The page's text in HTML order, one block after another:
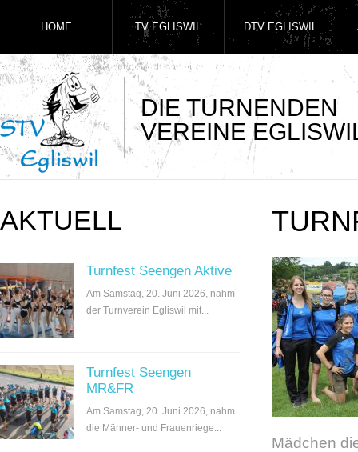
DIE TURNENDEN
VEREINE
HOME TV EGLISWIL DTV EGLISWIL
AKTUELL
Turnfest Seengen Aktive
Am Samstag, 20. Juni 2026, nahm
der Turnverein Egliswil mit...
Turnfest Seengen
MR&FR
Am Samstag, 20. Juni 2026, nahm
die Männer- und Frauenriege...
Mädchen